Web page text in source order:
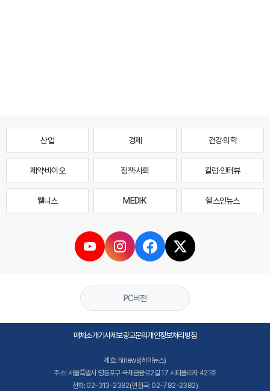
산업 경제 건강·의학
제약·바이오 정책·사회 칼럼·인터뷰
웰니스 MEDI·K 헬스인뉴스
PC버전
매체소개기사제보광고문의개인정보처리방침
제호: hinews(하이뉴스)
주소: 서울특별시 영등포구 국제금융로2길 17 시티플라자 421호
전화: 02-313-2382(편집국: 02-782-2382)